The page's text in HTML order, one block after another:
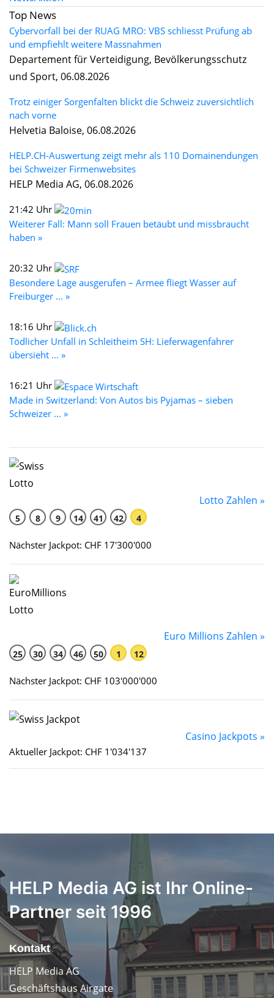
Top News
Cybervorfall bei der RUAG MRO: VBS schliesst Prüfung ab
und empfiehlt weitere Massnahmen
Departement für Verteidigung, Bevölkerungsschutz
und Sport, 06.08.2026
Trotz einiger Sorgenfalten blickt die Schweiz zuversichtlich
nach vorne
Helvetia Baloise, 06.08.2026
HELP.CH-Auswertung zeigt mehr als 110 Domainendungen
bei Schweizer Firmenwebsites
HELP Media AG, 06.08.2026
21:42 Uhr
Weiterer Fall: Mann soll Frauen betäubt und missbraucht
haben »
20:32 Uhr
Besondere Lage ausgerufen – Armee fliegt Wasser auf
Freiburger ... »
18:16 Uhr
Tödlicher Unfall in Schleitheim SH: Lieferwagenfahrer
übersieht ... »
16:21 Uhr
Made in Switzerland: Von Autos bis Pyjamas – sieben
Schweizer ... »
Lotto Zahlen »
5 8 9 14 41 42 4
Nächster Jackpot: CHF 17'300'000
Euro Millions Zahlen »
25 30 34 46 50 1 12
Nächster Jackpot: CHF 103'000'000
Casino Jackpots »
Aktueller Jackpot: CHF 1'034'137
HELP Media AG ist Ihr Online-
Partner seit 1996
Kontakt
HELP Media AG
Geschäftshaus Airgate